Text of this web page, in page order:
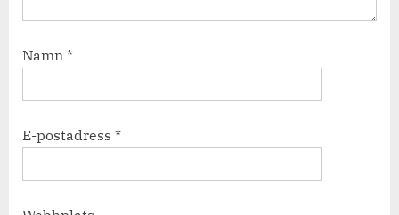
Namn *
E-postadress *